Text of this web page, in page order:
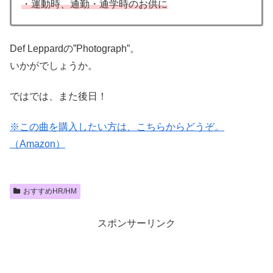
・運動時、通勤・通学時のお供に
Def Leppardの”Photograph”。
いかがでしょうか。
ではでは、また後日！
※この曲を購入したい方は、こちらからどうぞ。
（Amazon）
おすすめHR/HM
スポンサーリンク